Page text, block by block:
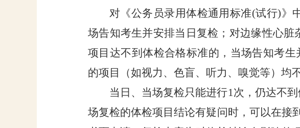
对《公务员录用体检通用标准(试行)》
场告知考生并安排当日复检；对边缘性心
项目达不到体检合格标准的，当场告知考
的项目（如视力、色盲、听力、嗅觉等）均
当日、当场复检只能进行1次，仍达不
场复检的体检项目结论有疑问时，可以在接